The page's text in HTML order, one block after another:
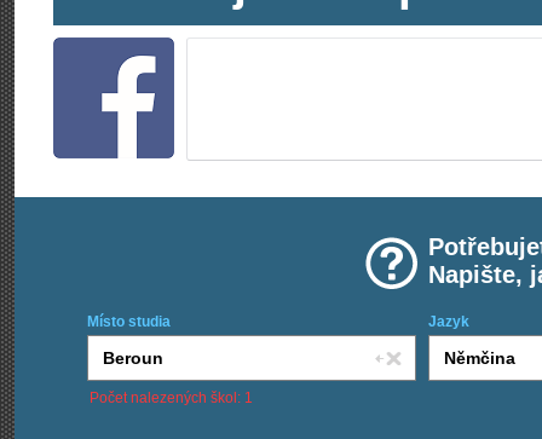
Napište,
Místo studia Jazyk
Počet nalezených škol: 1